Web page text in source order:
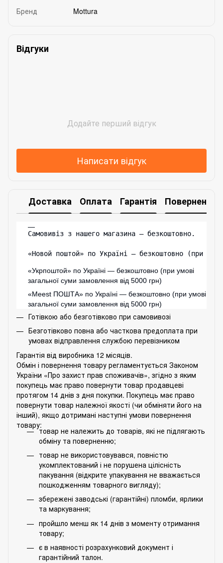
Бренд Mottura
Відгуки
Додайте перший відгук
Написати відгук
Доставка Оплата Гарантія Повернення
Самовивіз з нашего магазина – безкоштовно.
«Новой поштой» по Україні — безкоштовно (при
«Укрпоштой» по Україні — безкоштовно (при умові
загальної суми замовлення від 5000 грн)
«Meest ПОШТА» по Україні — безкоштовно (при умові
загальної суми замовлення від 5000 грн)
Готівкою або безготівково при самовивозі
Безготівково повна або часткова предоплата при
умовах відправлення службою перевізником
Гарантія від виробника 12 місяців.
Обмін і повернення товару регламентується Законом
України «Про захист прав споживачів», згідно з яким
покупець має право повернути товар продавцеві
протягом 14 днів з дня покупки. Покупець має право
повернути товар належної якості (чи обміняти його на
інший), якщо дотримані наступні умови повернення
товару:
товар не належить до товарів, які не підлягають
обміну та поверненню;
товар не використовувався, повністю
укомплектований і не порушена цілісність
пакування (відкрите упакування не вважається
пошкодженням товарного вигляду);
збережені заводські (гарантійні) пломби, ярлики
та маркування;
пройшло менш як 14 днів з моменту отримання
товару;
є в наявності розрахунковий документ і
гарантійний талон.